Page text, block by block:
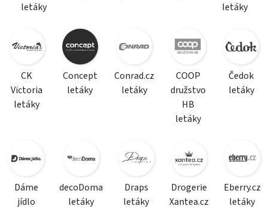
letáky
letáky
CK
Victoria
letáky
Concept
letáky
Conrad.cz
letáky
COOP
družstvo
HB
letáky
Čedok
letáky
Dáme
jídlo
decoDoma
letáky
Draps
letáky
Drogerie
Xantea.cz
Eberry.cz
letáky